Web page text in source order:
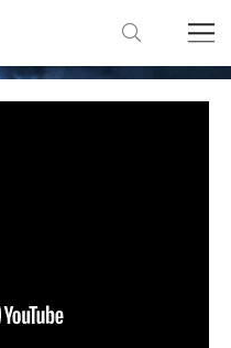
Percutáneo